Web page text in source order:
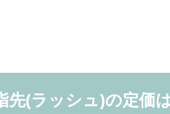
先(ラッシュ)の定価